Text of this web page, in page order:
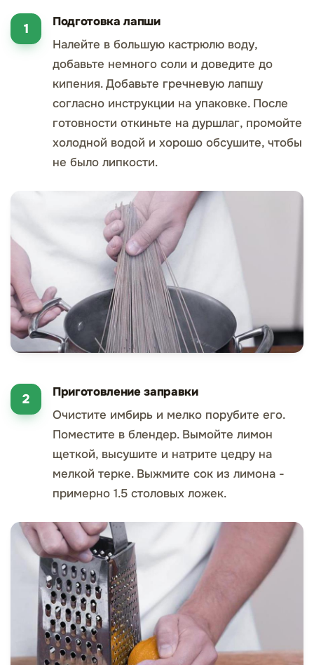
Подготовка лапши
Налейте в большую кастрюлю воду,
добавьте немного соли и доведите до
кипения. Добавьте гречневую лапшу
согласно инструкции на упаковке. После
готовности откиньте на дуршлаг, промойте
холодной водой и хорошо обсушите, чтобы
не было липкости.
Приготовление заправки
Очистите имбирь и мелко порубите его.
Поместите в блендер. Вымойте лимон
щеткой, высушите и натрите цедру на
мелкой терке. Выжмите сок из лимона -
примерно 1.5 столовых ложек.